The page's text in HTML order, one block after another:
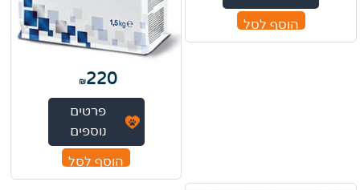
הוסף לסל
₪220
פרטים
נוספים
הוסף לסל